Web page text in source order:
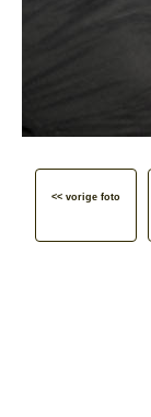
<< vorige foto